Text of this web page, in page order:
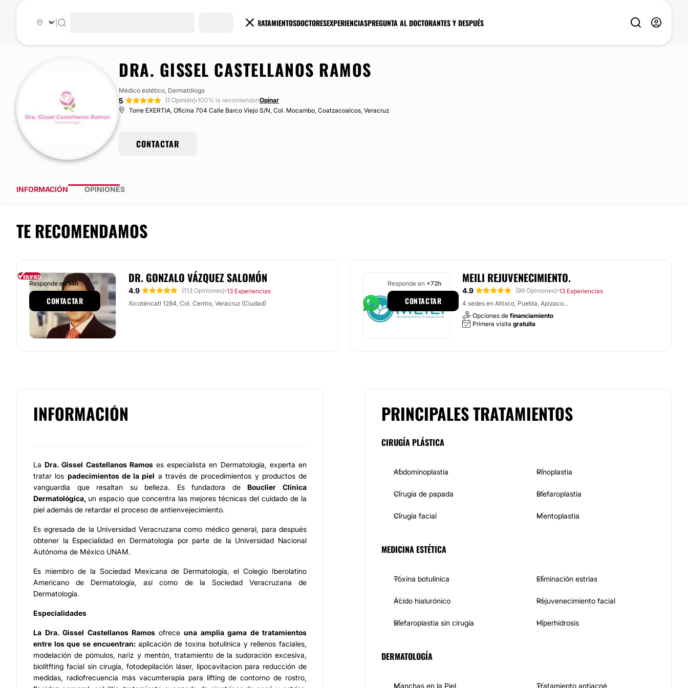
TRATAMIENTOSDOCTORESEXPERIENCIASPREGUNTA AL DOCTORANTES Y DESPUÉS
DRA. GISSEL CASTELLANOS RAMOS
Médico estético, Dermatólogo
5 (1 Opinión)·100% la recomiendanOpinar
Torre EXERTIA, Oficina 704 Calle Barco Viejo S/N, Col. Mocambo, Coatzacoalcos, Veracruz
CONTACTAR
INFORMACIÓN OPINIONES
TE RECOMENDAMOS
DR. GONZALO VÁZQUEZ SALOMÓN
4.9 (113 Opiniones)·13 Experiencias
Xicoténcatl 1284, Col. Centro, Veracruz (Ciudad)
Responde en14h
CONTACTAR
MEILI REJUVENECIMIENTO.
4.9 (99 Opiniones)·13 Experiencias
4 sedes en Atlixco, Puebla, Apizaco...
Opciones de financiamiento
Primera visita gratuita
Responde en +72h
CONTACTAR
INFORMACIÓN
LaDra. Gissel Castellanos Ramoses especialista en Dermatología, experta en
tratar los padecimientos de la piel a través de procedimientos y productos de
vanguardia que resaltan su belleza. Es fundadora deBouclier Clínica
Dermatológica, un espacio que concentra las mejores técnicas del cuidado de la
piel además de retardar el proceso de antienvejecimiento.
Es egresada de la Universidad Veracruzana como médico general, para después
obtener la Especialidad en Dermatología por parte de la Universidad Nacional
Autónoma de México UNAM.
Es miembro de la Sociedad Mexicana de Dermatología, el Colegio Iberolatino
Americano de Dermatología, así como de la Sociedad Veracruzana de
Dermatología.
Especialidades
La Dra. Gissel Castellanos Ramos ofrece una amplia gama de tratamientos
entre los que se encuentran: aplicación de toxina botulínica y rellenos faciales,
modelación de pómulos, nariz y mentón, tratamiento de la sudoración excesiva,
biolitfting facial sin cirugía, fotodepilación láser, lipocavitacion para reducción de
medidas, radiofrecuencia más vacumterapia para lifting de contorno de rostro,
PRINCIPALES TRATAMIENTOS
CIRUGÍA PLÁSTICA
Abdominoplastia Rinoplastia
Cirugía de papada Blefaroplastia
Cirugía facial Mentoplastia
MEDICINA ESTÉTICA
Toxina botulínica Eliminación estrías
Ácido hialurónico Rejuvenecimiento facial
Blefaroplastia sin cirugía Hiperhidrosis
DERMATOLOGÍA
Manchas en la Piel Tratamiento antiacné